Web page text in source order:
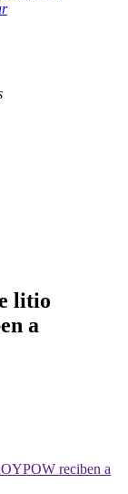
litio
a
reciben a